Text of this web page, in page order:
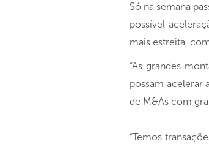
Só na semana
possível
mais estreita,
“As grandes
possam acelerar
de M&As com
“Temos